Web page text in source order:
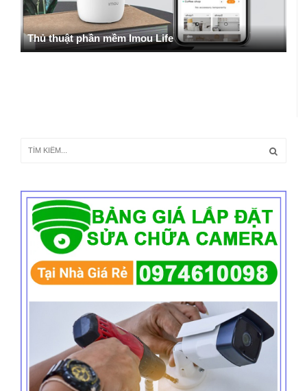
Thủ thuật phần mềm Imou Life